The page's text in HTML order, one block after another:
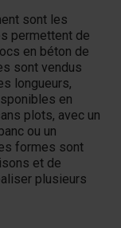
sont les
permettent de
en béton de
sont vendus
longueurs,
en
plots, avec un
ou un
formes sont
et de
plusieurs